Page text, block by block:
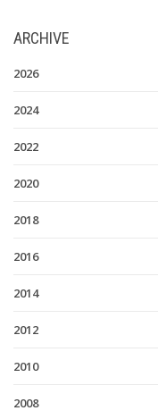
ARCHIVE
2026
2024
2022
2020
2018
2016
2014
2012
2010
2008